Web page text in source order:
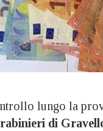
lungo la
di